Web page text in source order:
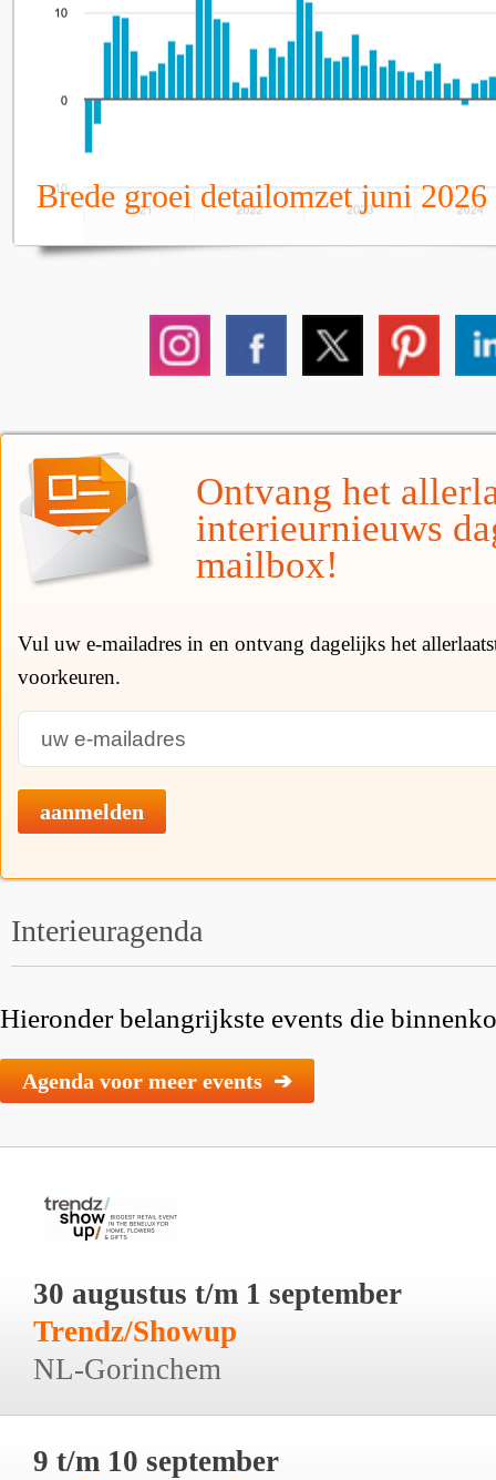
Brede groei detailomzet juni 2026
Ontvang het
interieurnieuws
mailbox!
Vul uw e-mailadres in en ontvang dagelijks het
voorkeuren.
aanmelden
Interieuragenda
Hieronder belangrijkste events die
Agenda voor meer events ➔
30 augustus t/m 1 september
Trendz/Showup
NL-Gorinchem
9 t/m 10 september